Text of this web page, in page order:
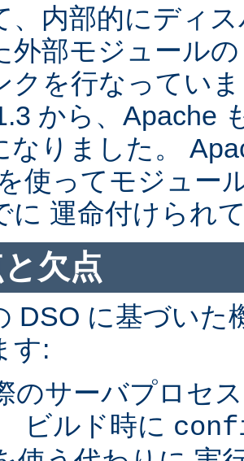
、内部的にディ
外部モジュール
クを行なってい
から、Apache
なりました。
使ってモジュー
に 運命付けられ
欠点
DSO に基づい
す:
のサーバプロセ
ビルド時に